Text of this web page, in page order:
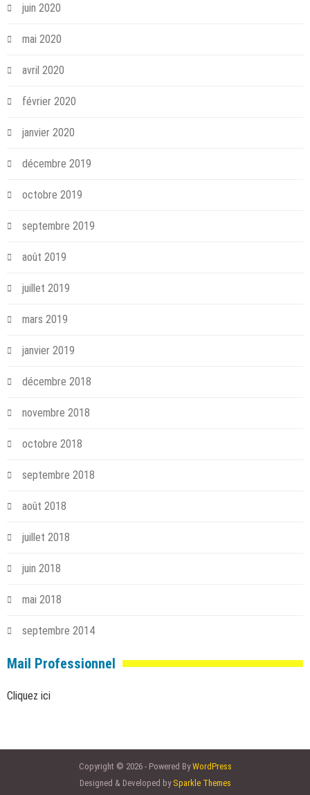
juin 2020
mai 2020
avril 2020
février 2020
janvier 2020
décembre 2019
octobre 2019
septembre 2019
août 2019
juillet 2019
mars 2019
janvier 2019
décembre 2018
novembre 2018
octobre 2018
septembre 2018
août 2018
juillet 2018
juin 2018
mai 2018
septembre 2014
Mail Professionnel
Cliquez ici
Copyright © 2026 - Powered ByWordPress
Designed & Developed by Sparkle Themes